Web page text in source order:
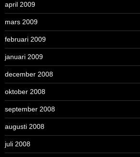
april 2009
mars 2009
februari 2009
januari 2009
december 2008
oktober 2008
september 2008
augusti 2008
juli 2008